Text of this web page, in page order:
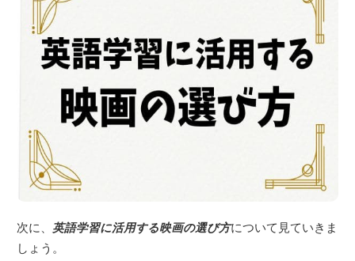
次に、 英語学習に活用する映画の選び方について見ていきま
しょう。